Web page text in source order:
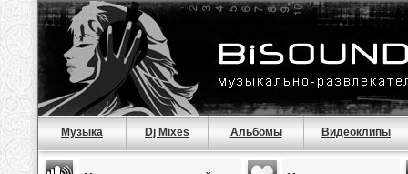
Музыка Dj Mixes Альбомы Видеоклипы